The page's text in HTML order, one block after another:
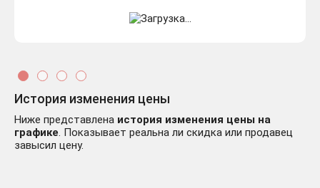
История изменения цены
Ниже представлена история изменения цены на
графике. Показывает реальна ли скидка или продавец
завысил цену.